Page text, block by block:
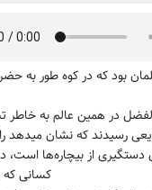
بود که در کوه طور به
در همین عالم به خاطر
رسیدند که نشان میدهد
از بیچاره‌ها است،
کسانی که